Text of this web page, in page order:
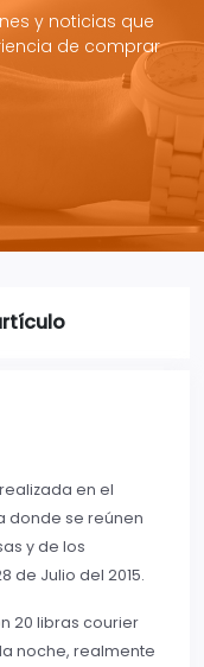
y noticias que
de comprar
en el
donde se reúnen
y de los
de Julio del 2015.
20 libras courier
noche, realmente